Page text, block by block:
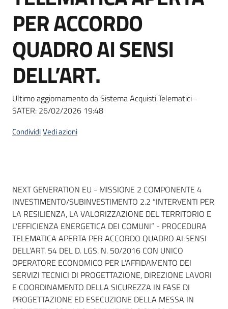
PER ACCORDO
QUADRO AI SENSI
DELL’ART.
Ultimo aggiornamento da Sistema Acquisti Telematici -
SATER: 26/02/2026 19:48
CondividiVedi azioni
Dati del bando
NEXT GENERATION EU - MISSIONE 2 COMPONENTE 4
INVESTIMENTO/SUBINVESTIMENTO 2.2 “INTERVENTI PER
LA RESILIENZA, LA VALORIZZAZIONE DEL TERRITORIO E
L'EFFICIENZA ENERGETICA DEI COMUNI” - PROCEDURA
TELEMATICA APERTA PER ACCORDO QUADRO AI SENSI
DELL’ART. 54 DEL D. LGS. N. 50/2016 CON UNICO
OPERATORE ECONOMICO PER L’AFFIDAMENTO DEI
SERVIZI TECNICI DI PROGETTAZIONE, DIREZIONE LAVORI
E COORDINAMENTO DELLA SICUREZZA IN FASE DI
PROGETTAZIONE ED ESECUZIONE DELLA MESSA IN